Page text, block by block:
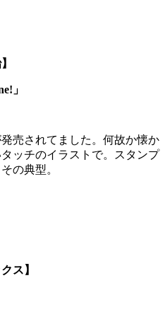
」
売されてました。何故か懐か
ッチのイラストで。スタンプ
の典型。
ス】